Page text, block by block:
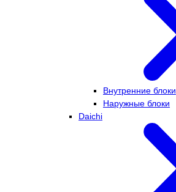
Внутренние блоки
Наружные блоки
Daichi